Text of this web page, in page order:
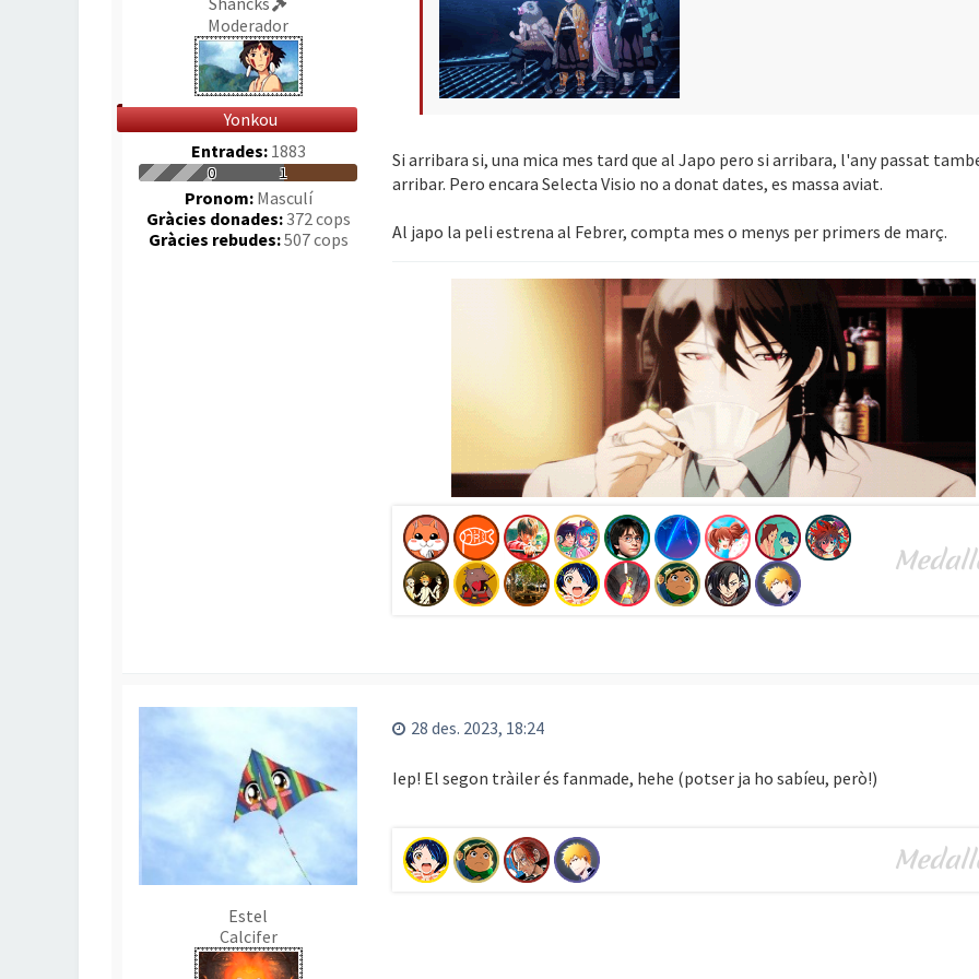
Moderador
Yonkou
Entrades: 1883
0 1
Pronom:Masculí
Gràcies donades:372 cops
Gràcies rebudes:507 cops
Si arribara si, una mica mes tard que al Japo pero si arribara, l'any passat
arribar. Pero encara Selecta Visio no a donat dates, es massa aviat.
Al japo la peli estrena al Febrer, compta mes o menys per primers de març.
Estel
Calcifer
28 des. 2023, 18:24
Iep! El segon tràiler és fanmade, hehe (potser ja ho sabíeu, però!)